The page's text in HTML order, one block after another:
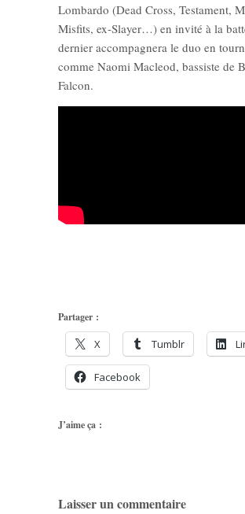
Lombardo (Dead Cross, Testament,
Misfits, ex-Slayer…) en invité à la
dernier accompagnera le duo en
comme Naomi Macleod, bassiste de
Falcon.
Partager :
X Tumblr
Facebook
J’aime ça :
Laisser un commentaire